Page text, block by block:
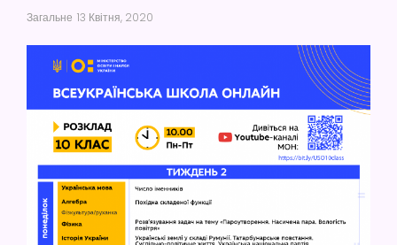
Загальне 13 Квітня, 2020